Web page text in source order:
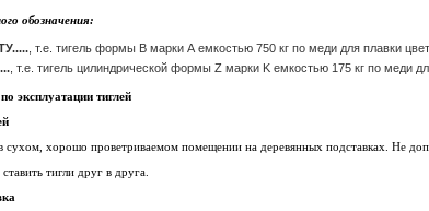
обозначения:
, т.е. тигель формы B марки А емкостью 750 кг по меди для плавки
, т.е. тигель цилиндрической формы Z марки K емкостью 175 кг по меди
эксплуатации тиглей
сухом, хорошо проветриваемом помещении на деревянных подставках. Не
тигли друг в друга.